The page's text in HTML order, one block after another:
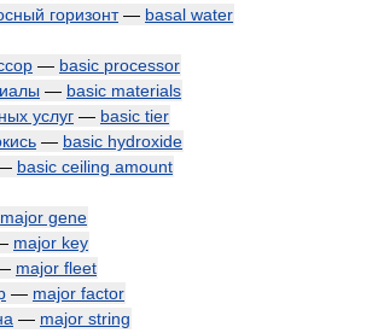
горизонт— basal water
— basic processor
— basic materials
услуг — basic tier
— basic hydroxide
basic ceiling amount
major gene
major key
major fleet
— major factor
— major string